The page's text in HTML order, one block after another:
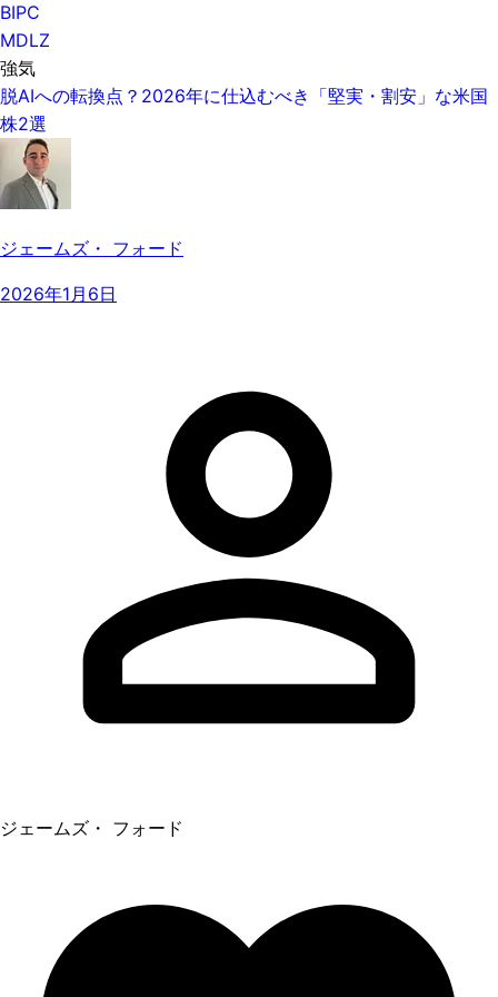
BIPC
MDLZ
強気
脱AIへの転換点？2026年に仕込むべき「堅実・割安」な米国
株2選
ジェームズ・ フォード
2026年1月6日
ジェームズ・ フォード